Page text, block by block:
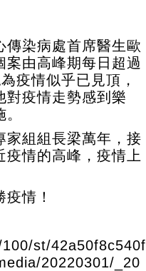
傳染病處首席醫生歐
案由高峰期每日超過
疫情似乎已見頂，
對疫情走勢感到樂
家組組長梁萬年，接
疫情的高峰，疫情上
情！
st/42a50f8c540f
20220301/_20